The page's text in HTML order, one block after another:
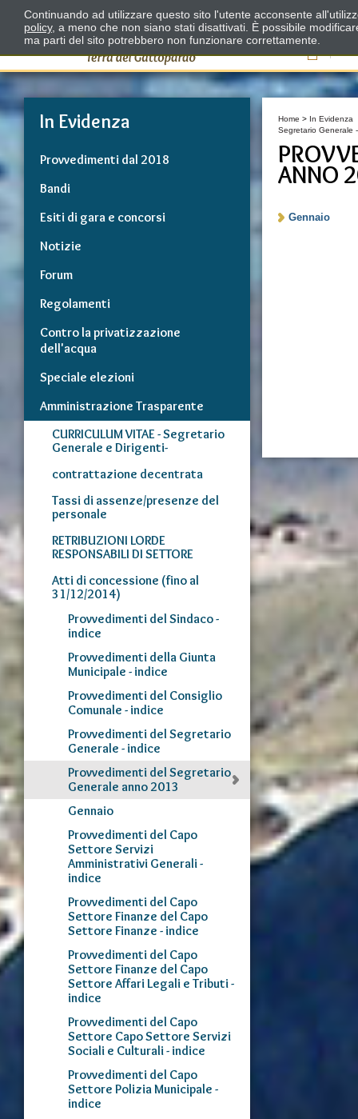
Il
In Evidenza
Provvedimenti dal 2018
Bandi
Esiti di gara e concorsi
Notizie
Forum
Regolamenti
Contro la privatizzazione
dell'acqua
Speciale elezioni
Amministrazione Trasparente
CURRICULUM VITAE - Segretario
Generale e Dirigenti-
contrattazione decentrata
Tassi di assenze/presenze del
personale
RETRIBUZIONI LORDE
RESPONSABILI DI SETTORE
Atti di concessione (fino al
31/12/2014)
Provvedimenti del Sindaco -
indice
Provvedimenti della Giunta
Municipale - indice
Provvedimenti del Consiglio
Comunale - indice
Provvedimenti del Segretario
Generale - indice
Provvedimenti del Segretario
Generale anno 2013
Gennaio
Provvedimenti del Capo
Settore Servizi
Amministrativi Generali -
indice
Provvedimenti del Capo
Settore Finanze del Capo
Settore Finanze - indice
Provvedimenti del Capo
Settore Finanze del Capo
Settore Affari Legali e Tributi -
indice
Provvedimenti del Capo
Settore Capo Settore Servizi
Sociali e Culturali - indice
Provvedimenti del Capo
Settore Polizia Municipale -
indice
Home > In Evidenza
Segretario Generale
ANNO
Gennaio
Continuando ad utilizzare questo sito l'utente acconsente
policy, a meno che non siano stati disattivati. È possibile
ma parti del sito potrebbero non funzionare correttamente.